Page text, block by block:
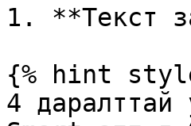
1. **Текст
{% hint
4 даралттай